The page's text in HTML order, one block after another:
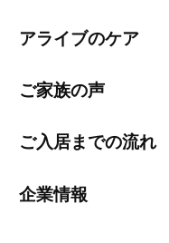
アライブのケア
ご家族の声
ご入居までの流れ
企業情報